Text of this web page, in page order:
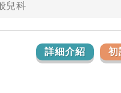
兒科
詳細介紹 初